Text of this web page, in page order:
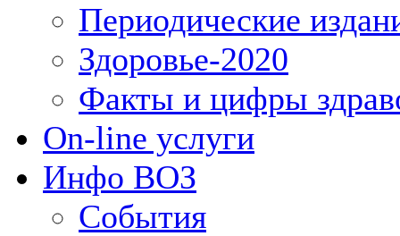
Периодические
Здоровье-2020
Факты и цифры
On-line услуги
Инфо ВОЗ
События